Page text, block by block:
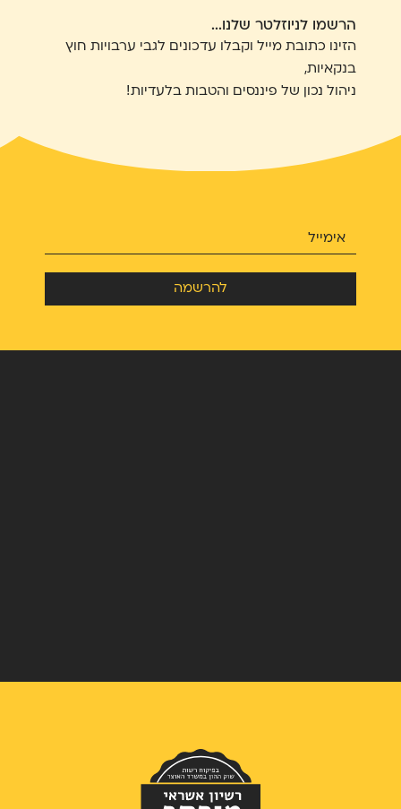
הרשמו לניוזלטר שלנו...
הזינו כתובת מייל וקבלו עדכונים לגבי ערבויות חוץ
בנקאיות,
ניהול נכון של פיננסים והטבות בלעדיות!
להרשמה